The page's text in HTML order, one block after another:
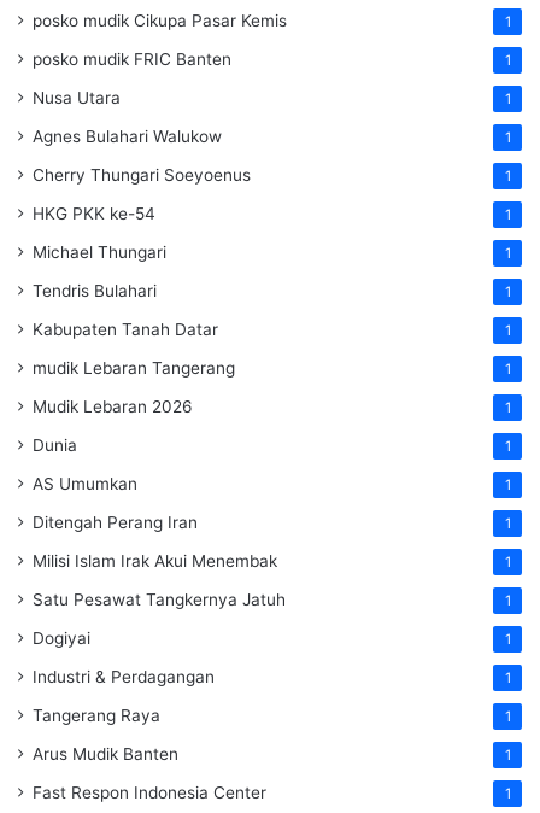
posko mudik Cikupa Pasar Kemis 1
posko mudik FRIC Banten 1
Nusa Utara 1
Agnes Bulahari Walukow 1
Cherry Thungari Soeyoenus 1
HKG PKK ke-54 1
Michael Thungari 1
Tendris Bulahari 1
Kabupaten Tanah Datar 1
mudik Lebaran Tangerang 1
Mudik Lebaran 2026 1
Dunia 1
AS Umumkan 1
Ditengah Perang Iran 1
Milisi Islam Irak Akui Menembak 1
Satu Pesawat Tangkernya Jatuh 1
Dogiyai 1
Industri & Perdagangan 1
Tangerang Raya 1
Arus Mudik Banten 1
Fast Respon Indonesia Center 1